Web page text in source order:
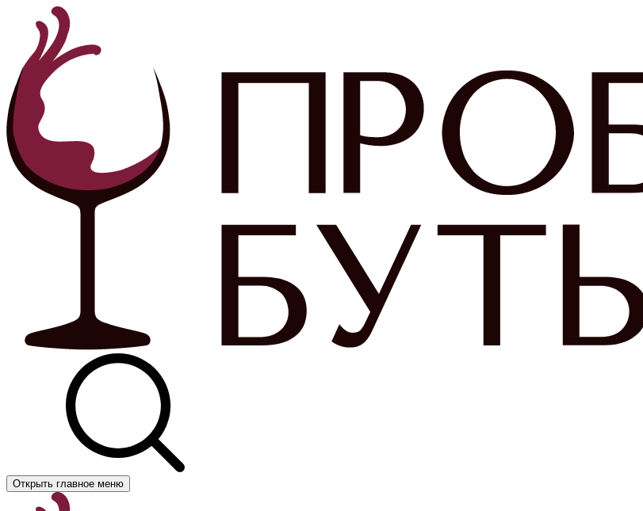
Открыть главное меню